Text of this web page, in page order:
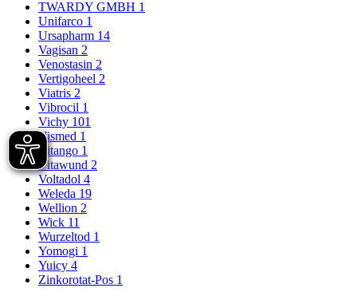
TWARDY GMBH 1
Unifarco 1
Ursapharm 14
Vagisan 2
Venostasin 2
Vertigoheel 2
Viatris 2
Vibrocil 1
Vichy 101
Vismed 1
Vitango 1
Vitawund 2
Voltadol 4
Weleda 19
Wellion 2
Wick 11
Wurzeltod 1
Yomogi 1
Yuicy 4
Zinkorotat-Pos 1